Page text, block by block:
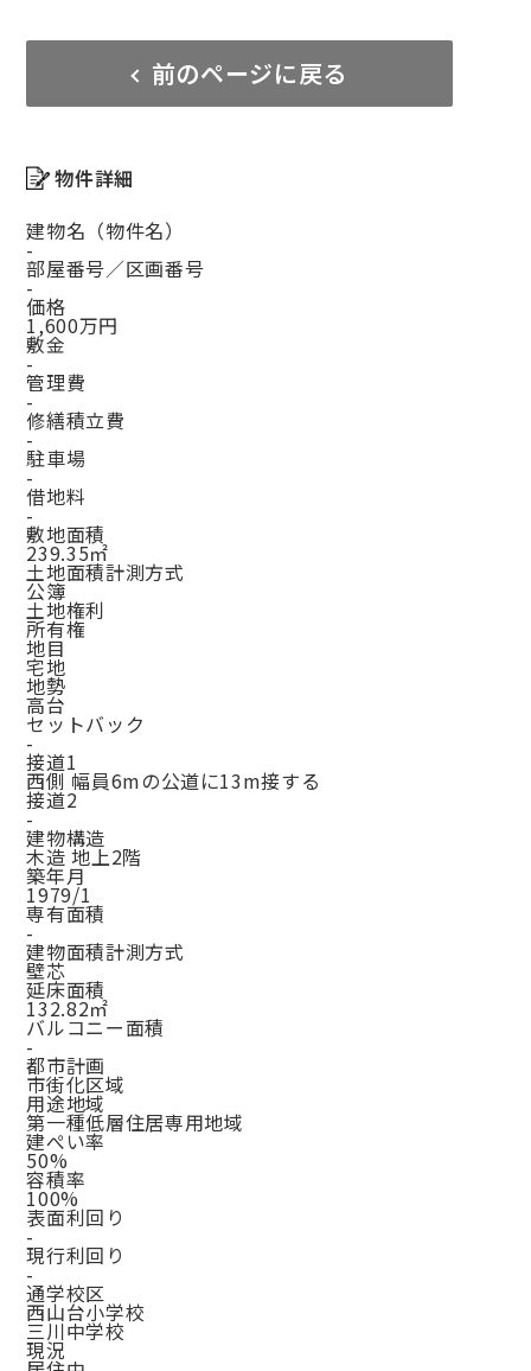
前のページに戻る
物件詳細
建物名（物件名）
-
部屋番号／区画番号
-
価格
1,600万円
敷金
-
管理費
-
修繕積立費
-
駐車場
-
借地料
-
敷地面積
239.35㎡
土地面積計測方式
公簿
土地権利
所有権
地目
宅地
地勢
高台
セットバック
-
接道1
西側 幅員6mの公道に13m接する
接道2
-
建物構造
木造 地上2階
築年月
1979/1
専有面積
-
建物面積計測方式
壁芯
延床面積
132.82㎡
バルコニー面積
-
都市計画
市街化区域
用途地域
第一種低層住居専用地域
建ぺい率
50%
容積率
100%
表面利回り
-
現行利回り
-
通学校区
西山台小学校
三川中学校
現況